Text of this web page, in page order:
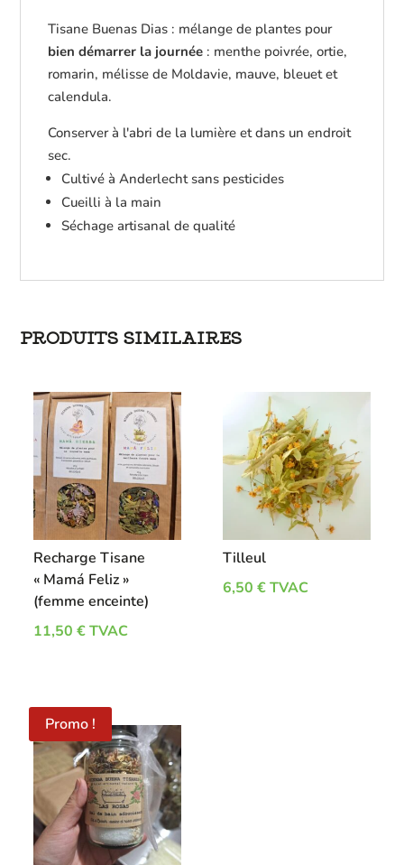
Tisane Buenas Dias : mélange de plantes pour
bien démarrer la journée : menthe poivrée, ortie,
romarin, mélisse de Moldavie, mauve, bleuet et
calendula.
Conserver à l'abri de la lumière et dans un endroit
sec.
Cultivé à Anderlecht sans pesticides
Cueilli à la main
Séchage artisanal de qualité
PRODUITS SIMILAIRES
Recharge Tisane
« Mamá Feliz »
(femme enceinte)
11,50€ TVAC
Tilleul
6,50€TVAC
Promo !